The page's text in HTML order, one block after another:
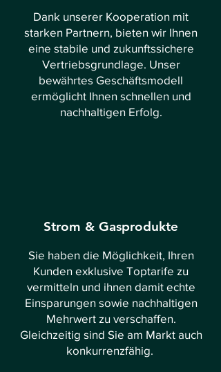
Dank unserer Kooperation mit
starken Partnern, bieten wir Ihnen
eine stabile und zukunftssichere
Vertriebsgrundlage. Unser
bewährtes Geschäftsmodell
ermöglicht Ihnen schnellen und
nachhaltigen Erfolg.
Strom & Gasprodukte
Sie haben die Möglichkeit, Ihren
Kunden exklusive Toptarife zu
vermitteln und ihnen damit echte
Einsparungen sowie nachhaltigen
Mehrwert zu verschaffen.
Gleichzeitig sind Sie am Markt auch
konkurrenzfähig.